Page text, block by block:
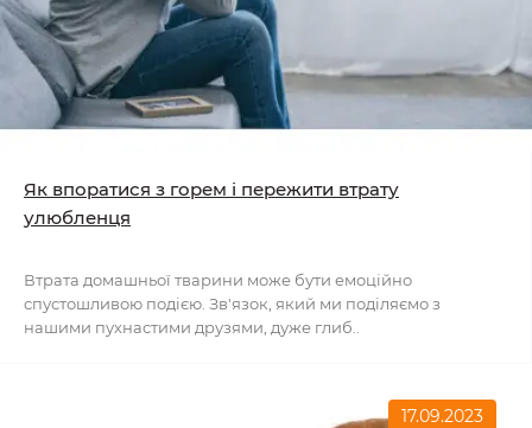
Як впоратися з горем і пережити втрату
улюбленця
Втрата домашньої тварини може бути емоційно
спустошливою подією. Зв'язок, який ми поділяємо з
нашими пухнастими друзями, дуже глиб..
17.09.2023